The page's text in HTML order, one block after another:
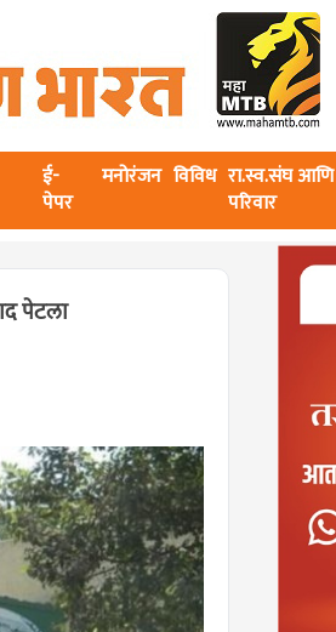
ई-
पेपर
मनोरंजन विविध रा.स्व.संघ आणि
परिवार
पेटला